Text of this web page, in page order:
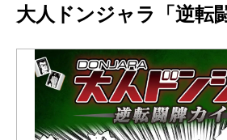
大人ドンジャラ「逆転